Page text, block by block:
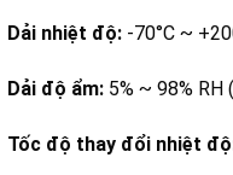
Dải nhiệt độ:-70°C ~
Dải độ ẩm:5% ~ 98% RH
Tốc độ thay đổi nhiệt